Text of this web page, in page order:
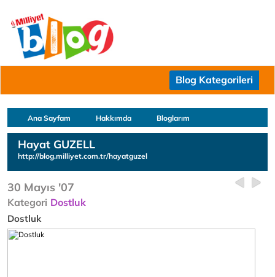
Blog Kategorileri
Ana Sayfam Hakkımda Bloglarım
Hayat GUZELL
http://blog.milliyet.com.tr/hayatguzel
30 Mayıs '07
Kategori Dostluk
Dostluk